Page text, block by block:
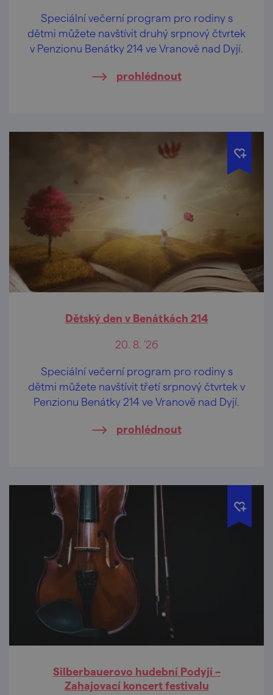
Speciální večerní program pro rodiny s
dětmi můžete navštívit druhý srpnový čtvrtek
v Penzionu Benátky 214 ve Vranově nad Dyjí.
prohlédnout
Dětský den v Benátkách 214
20. 8. '26
Speciální večerní program pro rodiny s
dětmi můžete navštívit třetí srpnový čtvrtek v
Penzionu Benátky 214 ve Vranově nad Dyjí.
prohlédnout
Silberbauerovo hudební Podyjí –
Zahajovací koncert festivalu